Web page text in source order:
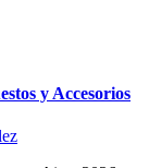
y Accesorios